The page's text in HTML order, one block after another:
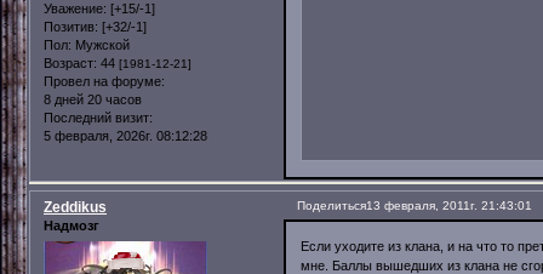
Уважение: [+15/-1]
Позитив: [+32/-1]
Пол: Мужской
Возраст: 44 [1981-12-21]
Провел на форуме:
8 дней 20 часов
Последний визит:
5 февраля, 2026г. 08:12:28
Поделиться13 февраля, 2011г. 21:43:01
Zeddikus
Надмозг
Если уходите из клана, и на что то
мне. Баллы вышедших из клана не